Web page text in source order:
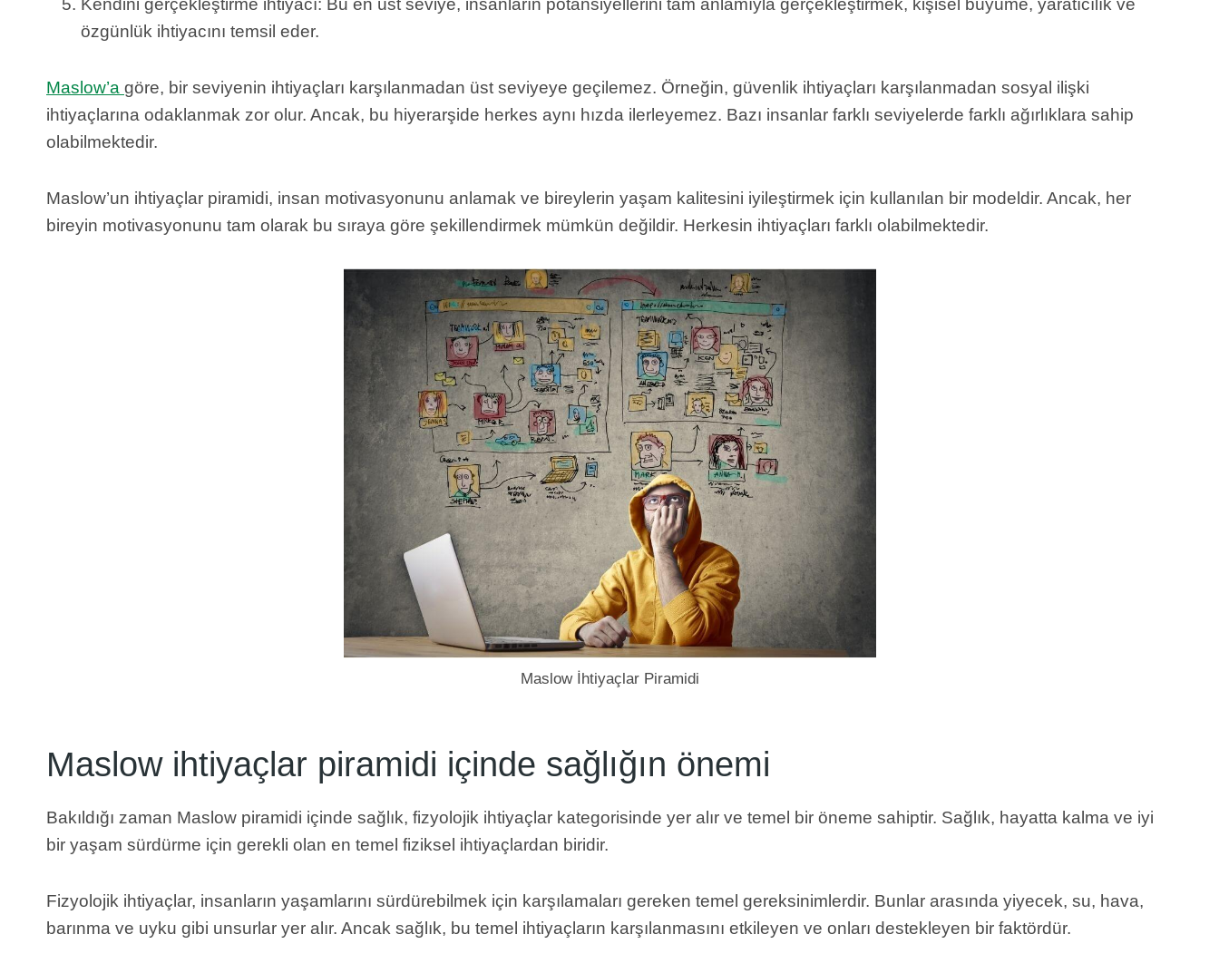
Kendini gerçekleştirme ihtiyacı: Bu en üst seviye, insanların potansiyellerini tam anlamıyla gerçekleştirmek, kişisel büyüme, yaratıcılık ve
özgünlük ihtiyacını temsil eder.
Maslow’a göre, bir seviyenin ihtiyaçları karşılanmadan üst seviyeye geçilemez. Örneğin, güvenlik ihtiyaçları karşılanmadan sosyal ilişki
ihtiyaçlarına odaklanmak zor olur. Ancak, bu hiyerarşide herkes aynı hızda ilerleyemez. Bazı insanlar farklı seviyelerde farklı ağırlıklara sahip
olabilmektedir.
Maslow’un ihtiyaçlar piramidi, insan motivasyonunu anlamak ve bireylerin yaşam kalitesini iyileştirmek için kullanılan bir modeldir. Ancak, her
bireyin motivasyonunu tam olarak bu sıraya göre şekillendirmek mümkün değildir. Herkesin ihtiyaçları farklı olabilmektedir.
Maslow İhtiyaçlar Piramidi
Maslow ihtiyaçlar piramidi içinde sağlığın önemi
Bakıldığı zaman Maslow piramidi içinde sağlık, fizyolojik ihtiyaçlar kategorisinde yer alır ve temel bir öneme sahiptir. Sağlık, hayatta kalma ve iyi
bir yaşam sürdürme için gerekli olan en temel fiziksel ihtiyaçlardan biridir.
Fizyolojik ihtiyaçlar, insanların yaşamlarını sürdürebilmek için karşılamaları gereken temel gereksinimlerdir. Bunlar arasında yiyecek, su, hava,
barınma ve uyku gibi unsurlar yer alır. Ancak sağlık, bu temel ihtiyaçların karşılanmasını etkileyen ve onları destekleyen bir faktördür.